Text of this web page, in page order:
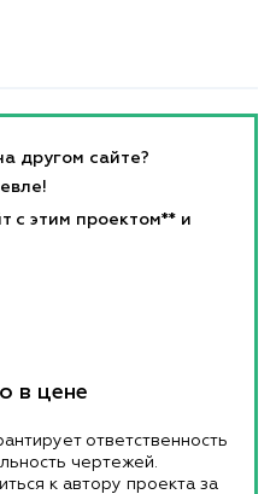
другом сайте?
с этим проектом** и
в цене
ответственность
чертежей.
к автору проекта за